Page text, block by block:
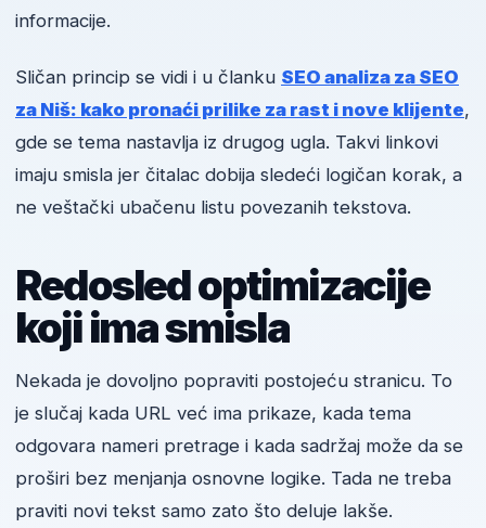
informacije.
Sličan princip se vidi i u članku SEO analiza za SEO
za Niš: kako pronaći prilike za rast i nove klijente,
gde se tema nastavlja iz drugog ugla. Takvi linkovi
imaju smisla jer čitalac dobija sledeći logičan korak, a
ne veštački ubačenu listu povezanih tekstova.
Redosled optimizacije
koji ima smisla
Nekada je dovoljno popraviti postojeću stranicu. To
je slučaj kada URL već ima prikaze, kada tema
odgovara nameri pretrage i kada sadržaj može da se
proširi bez menjanja osnovne logike. Tada ne treba
praviti novi tekst samo zato što deluje lakše.